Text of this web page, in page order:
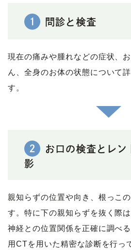
1 問診と検査
現在の痛みや腫れなどの症状、
ん、全身のお体の状態について
す。
2
お口の検査とレン
影
親知らずの位置や向き、根っこ
す。特に下の親知らずを抜く際
神経との位置関係を正確に調べ
用CTを用いた精密な診断を行っ